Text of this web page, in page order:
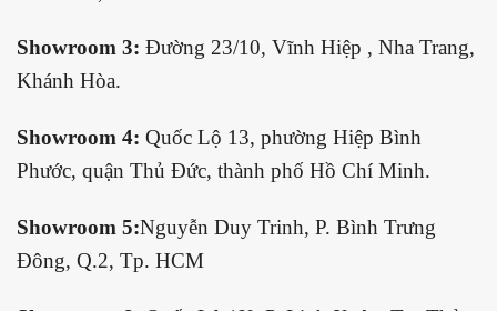
Showroom 3: Đường 23/10, Vĩnh Hiệp , Nha Trang,
Khánh Hòa.
Showroom 4: Quốc Lộ 13, phường Hiệp Bình
Phước, quận Thủ Đức, thành phố Hồ Chí Minh.
Showroom 5:Nguyễn Duy Trinh, P. Bình Trưng
Đông, Q.2, Tp. HCM